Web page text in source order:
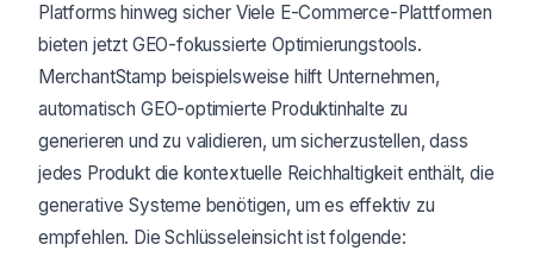
Platforms hinweg sicher Viele E-Commerce-Plattformen
bieten jetzt GEO-fokussierte Optimierungstools.
MerchantStamp beispielsweise hilft Unternehmen,
automatisch GEO-optimierte Produktinhalte zu
generieren und zu validieren, um sicherzustellen, dass
jedes Produkt die kontextuelle Reichhaltigkeit enthält, die
generative Systeme benötigen, um es effektiv zu
empfehlen. Die Schlüsseleinsicht ist folgende: